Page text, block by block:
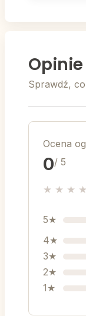
Sprawdź,
Ocena
0/ 5
★ ★ ★ ★
5★
4★
3★
2★
1★